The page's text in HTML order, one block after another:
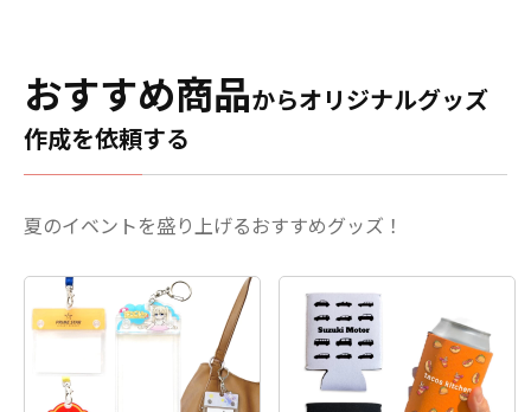
おすすめ商品からオリジナルグッズ
作成を依頼する
夏のイベントを盛り上げるおすすめグッズ！